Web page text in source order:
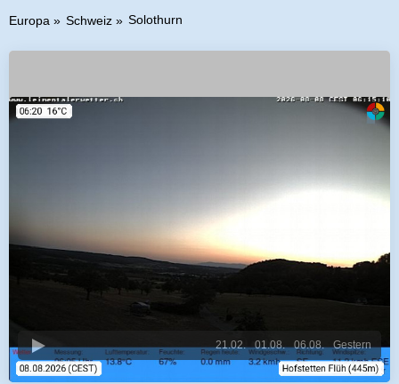
Europa Schweiz Solothurn
Gestern
06.08.
01.08.
21.02.